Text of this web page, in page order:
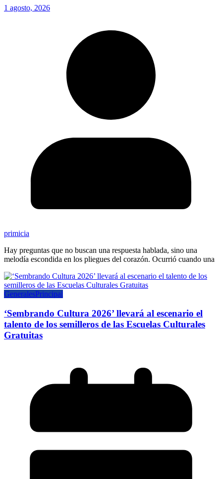
1 agosto, 2026
primicia
Hay preguntas que no buscan una respuesta hablada, sino una
melodía escondida en los pliegues del corazón. Ocurrió cuando una
GeneralesPrincipal
‘Sembrando Cultura 2026’ llevará al escenario el
talento de los semilleros de las Escuelas Culturales
Gratuitas